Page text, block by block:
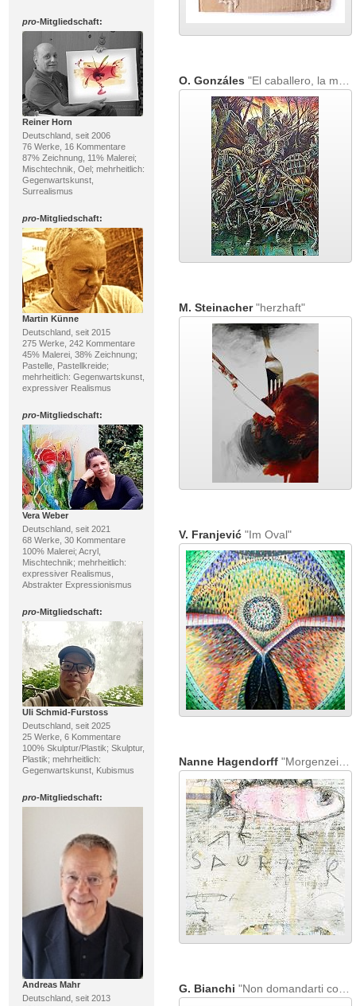
pro-Mitgliedschaft:
Reiner Horn
Deutschland, seit 2006
76 Werke, 16 Kommentare
87% Zeichnung, 11% Malerei;
Mischtechnik, Oel; mehrheitlich:
Gegenwartskunst,
Surrealismus
pro-Mitgliedschaft:
Martin Künne
Deutschland, seit 2015
275 Werke, 242 Kommentare
45% Malerei, 38% Zeichnung;
Pastelle, Pastellkreide;
mehrheitlich: Gegenwartskunst,
expressiver Realismus
pro-Mitgliedschaft:
Vera Weber
Deutschland, seit 2021
68 Werke, 30 Kommentare
100% Malerei; Acryl,
Mischtechnik; mehrheitlich:
expressiver Realismus,
Abstrakter Expressionismus
pro-Mitgliedschaft:
Uli Schmid-Furstoss
Deutschland, seit 2025
25 Werke, 6 Kommentare
100% Skulptur/Plastik; Skulptur,
Plastik; mehrheitlich:
Gegenwartskunst, Kubismus
pro-Mitgliedschaft:
Andreas Mahr
Deutschland, seit 2013
O. Gonzáles "El caballero, la muerte y el diablo"
M. Steinacher"herzhaft"
V. Franjević"Im Oval"
Nanne Hagendorff"Morgenzeitungslangeweile 3"
G. Bianchi "Non domandarti cosè"